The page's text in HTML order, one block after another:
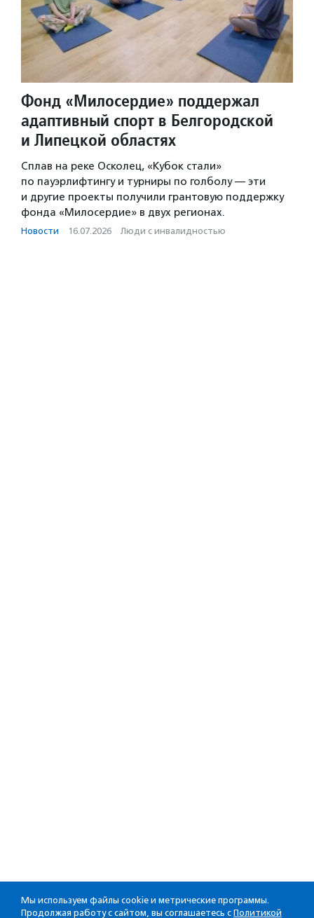
Фонд «Милосердие» поддержал
адаптивный спорт в Белгородской
и Липецкой областях
Сплав на реке Осколец, «Кубок стали»
по пауэрлифтингу и турниры по голболу — эти
и другие проекты получили грантовую поддержку
фонда «Милосердие» в двух регионах.
Новости · 16.07.2026 · Люди с инвалидностью
Мы используем файлы cookie и метрические программы.
Продолжая работу с сайтом, вы соглашаетесь с Политикой